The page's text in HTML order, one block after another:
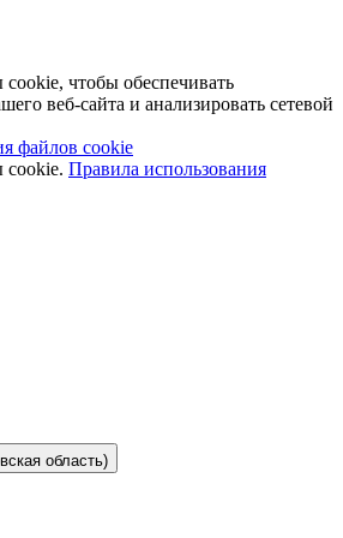
чтобы обеспечивать
веб-сайта и анализировать сетевой
файлов cookie
Правила использования
область)